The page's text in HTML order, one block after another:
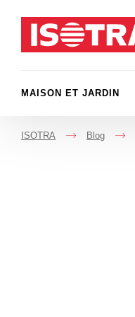
MAISON ET JARDIN
ISOTRA
->
Blog